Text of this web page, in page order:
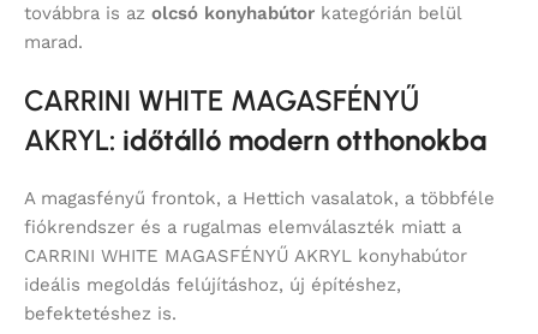
továbbra is az olcsó konyhabútor kategórián belül
marad.
CARRINI WHITE MAGASFÉNYŰ
AKRYL: időtálló modern otthonokba
A magasfényű frontok, a Hettich vasalatok, a többféle
fiókrendszer és a rugalmas elemválaszték miatt a
CARRINI WHITE MAGASFÉNYŰ AKRYL konyhabútor
ideális megoldás felújításhoz, új építéshez,
befektetéshez is.